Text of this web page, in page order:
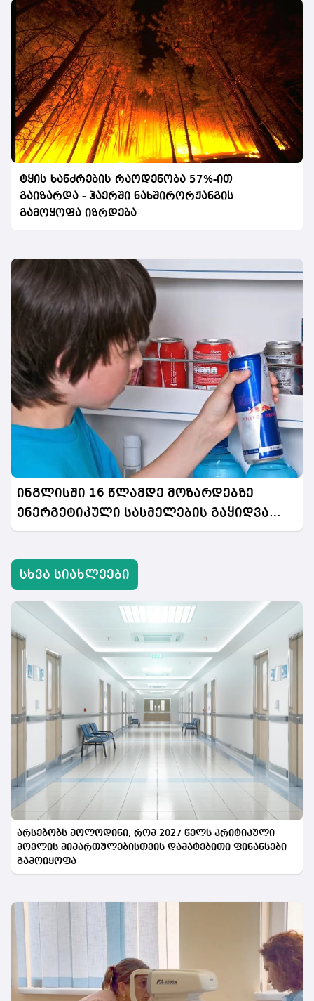
ტყის ხანძრების რაოდენობა 57%-ით
გაიზარდა - ჰაერში ნახშირორჟანგის
გამოყოფა იზრდება
ინგლისში 16 წლამდე მოზარდებზე
ენერგეტიკული სასმელების გაყიდვა
აიკრძალება
სხვა სიახლეები
არსებობს მოლოდინი, რომ 2027 წელს კრიტიკული
მოვლის მიმართულებისთვის დამატებითი ფინანსები
გამოიყოფა